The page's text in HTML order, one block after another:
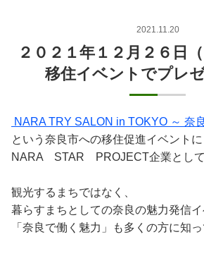
2021.11.20
２０２１年１２月２６日
移住イベントでプレ
NARA TRY SALON in TOKYO ～ 奈
という奈良市への移住促進イベントに
NARA STAR PROJECT企業として
観光するまちではなく、
暮らすまちとしての奈良の魅力発信
「奈良で働く魅力」も多くの方に知